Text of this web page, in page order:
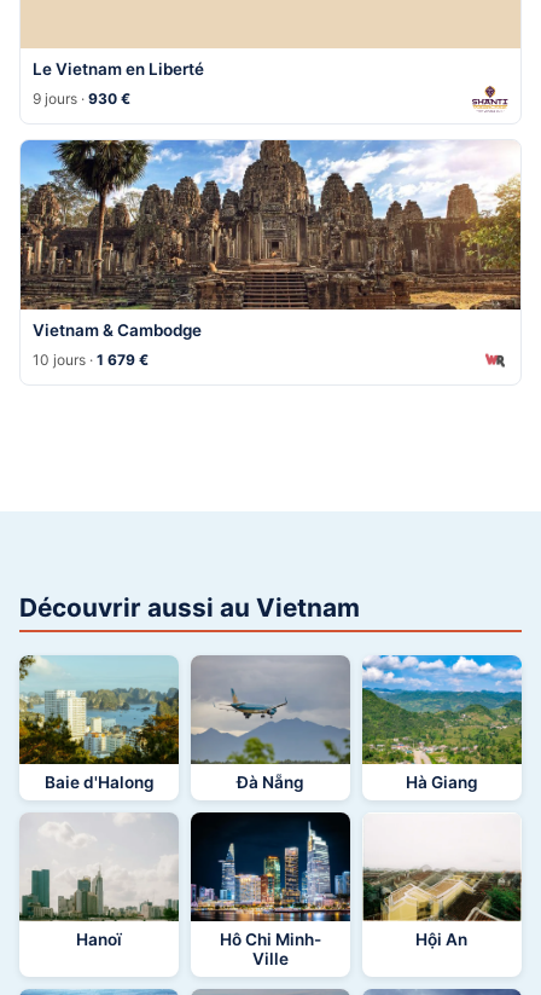
Le Vietnam en Liberté
9 jours ·930 €
Vietnam & Cambodge
10 jours ·1 679 €
Découvrir aussi au Vietnam
Baie d'Halong Đà Nẵng Hà Giang
Hanoï
Hô Chi Minh-
Ville
Hội An